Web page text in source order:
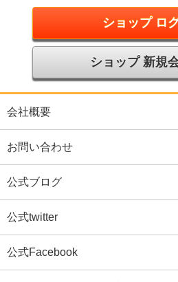
ショップ ロ
ショップ 新規
会社概要
お問い合わせ
公式ブログ
公式twitter
公式Facebook